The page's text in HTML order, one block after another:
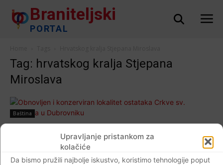
Upravljanje pristankom za
kolačiće
Da bismo pružili najbolje iskustvo, koristimo tehnologije poput
Braniteljski
PORTAL
Tag: hrvatskog kralja Stjepana
Miroslava
Baština
Obnovljen i konzerviran lokalitet ostataka
Crkve sv. Stjepana u Dubrovniku
Braniteljski portal 20.10.2017 0